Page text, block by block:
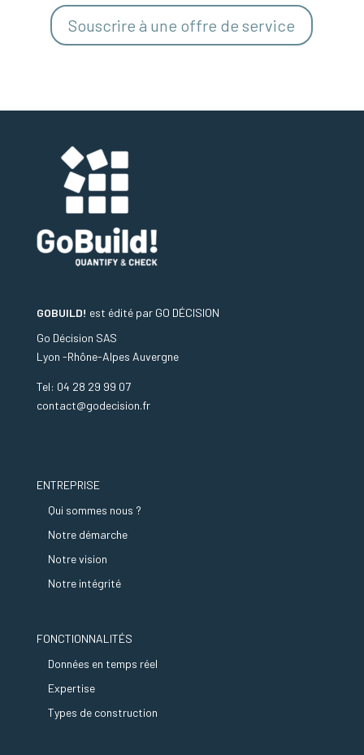
Souscrire à une offre de service
GOBUILD! est édité par GO DÉCISION
Go Décision SAS
Lyon -Rhône-Alpes Auvergne
Tel: 04 28 29 99 07
contact@godecision.fr
ENTREPRISE
Qui sommes nous ?
Notre démarche
Notre vision
Notre intégrité
FONCTIONNALITÉS
Données en temps réel
Expertise
Types de construction